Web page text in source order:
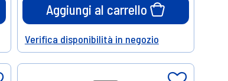
Aggiungi al carrello
Help
Verifica disponibilità in negozio